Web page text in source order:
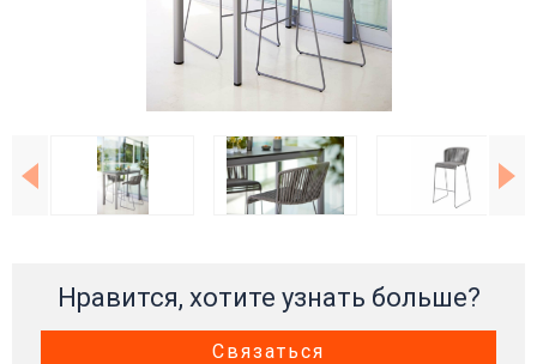
Нравится, хотите узнать больше?
Связаться